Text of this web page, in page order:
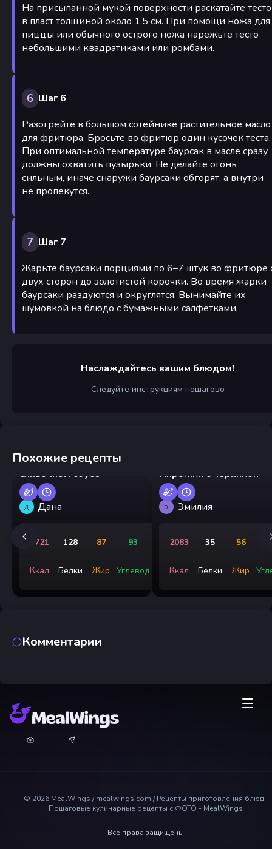
На присыпанной мукой поверхности раскатайте тесто
в пласт толщиной около 1,5 см. При помощи ножа для
пиццы или обычного острого ножа нарежьте тесто
небольшими квадратиками или ромбами.
6 Шаг 6
Разогрейте в большом сотейнике растительное масло
для фритюра. Бросьте во фритюр один кусочек теста.
При оптимальной температуре баурсак в масле сразу
должны охватить пузырьки. Не делайте огонь
сильным, иначе снаружи баурсаки обгорят, а внутри
не пропекутся.
7 Шаг 7
Жарьте баурсаки порциями по 6–7 штук во фритюре
двух сторон до золотистой корочки. Во время жарки
баурсаки раздуются и округлятся. Вынимайте их
шумовкой на блюдо с бумажными салфетками.
Наслаждайтесь вашим блюдом!
Следуйте инструкциям пошагово
Похожие рецепты
Креветки на сковороде в
сливочном соусе
Д Дана
1721
Ккал
128
Белки
87
Жир
93
Углевод
Пирожки с черникой
Э Эмилия
2083
Ккал
35
Белки
56
Жир
Комментарии
© 2026 MealWings / mealwings.com /Рецепты приготовления блюд |
Пошаговые кулинарные рецепты с ФОТО - MealWings
Все права защищены